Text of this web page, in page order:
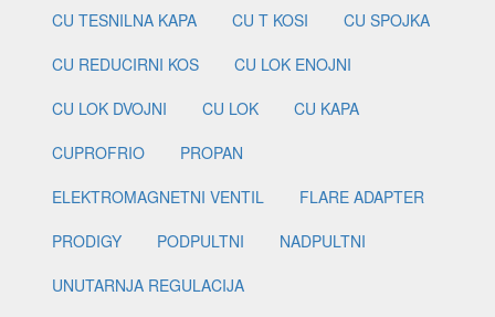
CU TESNILNA KAPA
CU T KOSI
CU SPOJKA
CU REDUCIRNI KOS
CU LOK ENOJNI
CU LOK DVOJNI
CU LOK
CU KAPA
CUPROFRIO
PROPAN
ELEKTROMAGNETNI VENTIL
FLARE ADAPTER
PRODIGY
PODPULTNI
NADPULTNI
UNUTARNJA REGULACIJA